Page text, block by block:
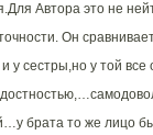
Автора это не
Он
и у сестры,но у той
брата то же лицо